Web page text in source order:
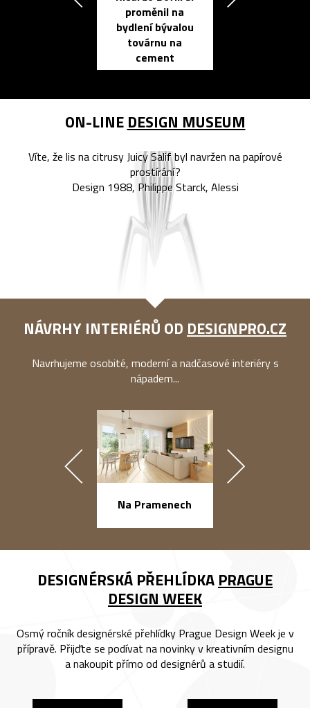
proměnil na
bydlení bývalou
továrnu na
cement
ON-LINE DESIGN MUSEUM
Víte, že lis na citrusy Juicy Salif byl navržen na papírové
prostírání?
Design 1988, Philippe Starck, Alessi
NÁVRHY INTERIÉRŮ OD DESIGNPRO.CZ
Navrhujeme osobité, moderní a nadčasové interiéry s
nápadem...
Na Pramenech
DESIGNÉRSKÁ PŘEHLÍDKA PRAGUE
DESIGN WEEK
Osmý ročník designérské přehlídky Prague Design Week je v
přípravě. Přijďte se podívat na novinky v kreativním designu
a nakoupit přímo od designérů a studií.